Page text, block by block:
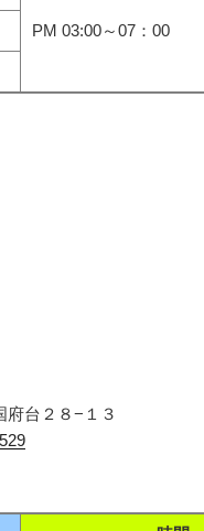
PM 03:00～07：00
府台２８−１３